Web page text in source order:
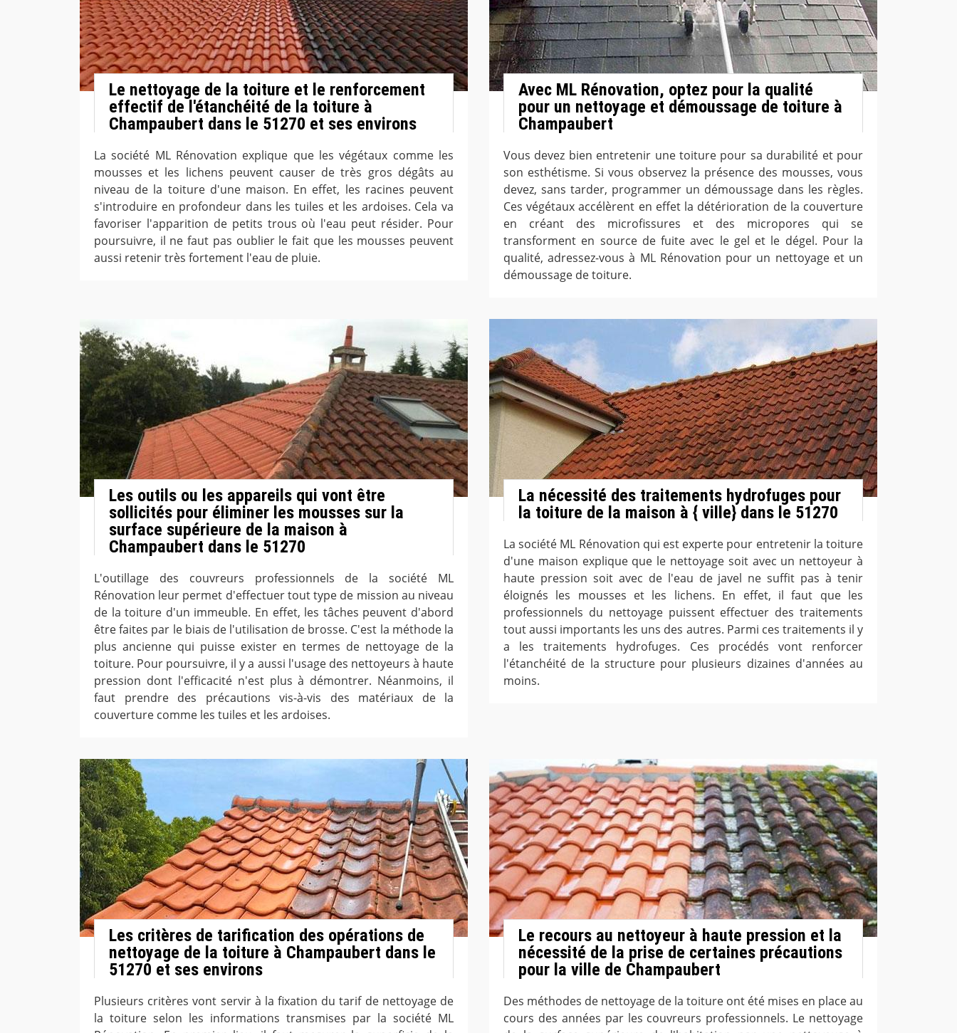
Le nettoyage de la toiture et le renforcement
effectif de l'étanchéité de la toiture à
Champaubert dans le 51270 et ses environs
La société ML Rénovation explique que les végétaux comme les
mousses et les lichens peuvent causer de très gros dégâts au
niveau de la toiture d'une maison. En effet, les racines peuvent
s'introduire en profondeur dans les tuiles et les ardoises. Cela va
favoriser l'apparition de petits trous où l'eau peut résider. Pour
poursuivre, il ne faut pas oublier le fait que les mousses peuvent
aussi retenir très fortement l'eau de pluie.
Avec ML Rénovation, optez pour la qualité
pour un nettoyage et démoussage de toiture à
Champaubert
Vous devez bien entretenir une toiture pour sa durabilité et pour
son esthétisme. Si vous observez la présence des mousses, vous
devez, sans tarder, programmer un démoussage dans les règles.
Ces végétaux accélèrent en effet la détérioration de la couverture
en créant des microfissures et des micropores qui se
transforment en source de fuite avec le gel et le dégel. Pour la
qualité, adressez-vous à ML Rénovation pour un nettoyage et un
démoussage de toiture.
Les outils ou les appareils qui vont être
sollicités pour éliminer les mousses sur la
surface supérieure de la maison à
Champaubert dans le 51270
L'outillage des couvreurs professionnels de la société ML
Rénovation leur permet d'effectuer tout type de mission au niveau
de la toiture d'un immeuble. En effet, les tâches peuvent d'abord
être faites par le biais de l'utilisation de brosse. C'est la méthode la
plus ancienne qui puisse exister en termes de nettoyage de la
toiture. Pour poursuivre, il y a aussi l'usage des nettoyeurs à haute
pression dont l'efficacité n'est plus à démontrer. Néanmoins, il
faut prendre des précautions vis-à-vis des matériaux de la
couverture comme les tuiles et les ardoises.
La nécessité des traitements hydrofuges pour
la toiture de la maison à { ville} dans le 51270
La société ML Rénovation qui est experte pour entretenir la toiture
d'une maison explique que le nettoyage soit avec un nettoyeur à
haute pression soit avec de l'eau de javel ne suffit pas à tenir
éloignés les mousses et les lichens. En effet, il faut que les
professionnels du nettoyage puissent effectuer des traitements
tout aussi importants les uns des autres. Parmi ces traitements il y
a les traitements hydrofuges. Ces procédés vont renforcer
l'étanchéité de la structure pour plusieurs dizaines d'années au
moins.
Les critères de tarification des opérations de
nettoyage de la toiture à Champaubert dans le
51270 et ses environs
Plusieurs critères vont servir à la fixation du tarif de nettoyage de
la toiture selon les informations transmises par la société ML
Le recours au nettoyeur à haute pression et la
nécessité de la prise de certaines précautions
pour la ville de Champaubert
Des méthodes de nettoyage de la toiture ont été mises en place au
cours des années par les couvreurs professionnels. Le nettoyage